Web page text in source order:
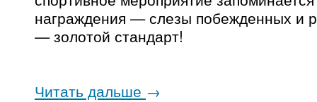
награждения — слезы побежденных и
— золотой стандарт!
Читать дальше →